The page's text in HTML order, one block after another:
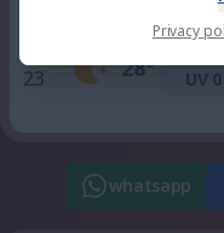
23 28° UV 0
whatsapp
Privacy